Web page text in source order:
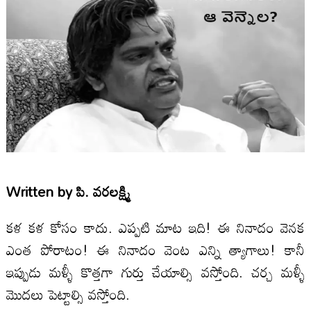
Written byపి. వరలక్ష్మి
కళ కళ కోసం కాదు. ఎప్పటి మాట ఇది! ఈ నినాదం వెనక
ఎంత పోరాటం! ఈ నినాదం వెంట ఎన్ని త్యాగాలు! కానీ
ఇప్పుడు మళ్ళీ కొత్తగా గుర్తు చేయాల్సి వస్తోంది. చర్చ మళ్ళీ
మొదలు పెట్టాల్సి వస్తోంది.